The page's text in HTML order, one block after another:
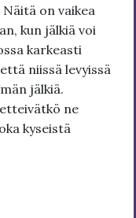
on vaikea
kun jälkiä voi
karkeasti
niissä levyissä
jälkiä.
ne
kyseistä